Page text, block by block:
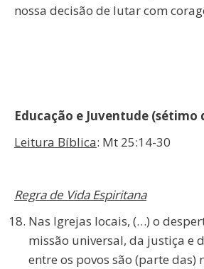
nossa decisão de lutar com
Educação e Juventude (sétimo
Leitura Bíblica: Mt 25:14-30
Regra de Vida Espiritana
Nas Igrejas locais, (…) o
missão universal, da justiça e
entre os povos são (parte das)